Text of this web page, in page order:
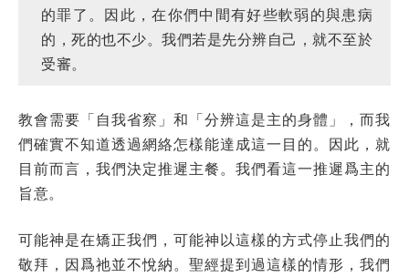
的罪了。因此，在你們中間有好些軟弱的與患病
的，死的也不少。我們若是先分辨自己，就不至於
受審。
教會需要「自我省察」和「分辨這是主的身體」，而我
們確實不知道透過網絡怎樣能達成這一目的。因此，就
目前而言，我們決定推遲主餐。我們看這一推遲爲主的
旨意。
可能神是在矯正我們，可能神以這樣的方式停止我們的
敬拜，因爲祂並不悅納。聖經提到過這樣的情形，我們